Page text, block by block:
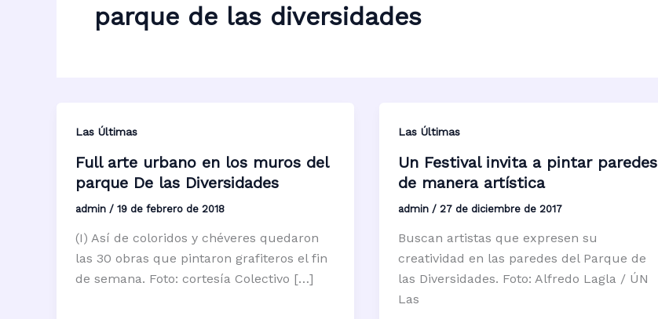
parque de las diversidades
Las Últimas
Full arte urbano en los muros del
parque De las Diversidades
admin / 19 de febrero de 2018
(I) Así de coloridos y chéveres quedaron
las 30 obras que pintaron grafiteros el fin
de semana. Foto: cortesía Colectivo […]
Las Últimas
Un Festival invita a pintar paredes
de manera artística
admin / 27 de diciembre de 2017
Buscan artistas que expresen su
creatividad en las paredes del Parque de
las Diversidades. Foto: Alfredo Lagla / ÚN
Las